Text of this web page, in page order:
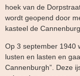
hoek van de
wordt geopend door
kasteel de
Op 3 september 1940
lusten en lasten en
Cannenburgh”. Deze